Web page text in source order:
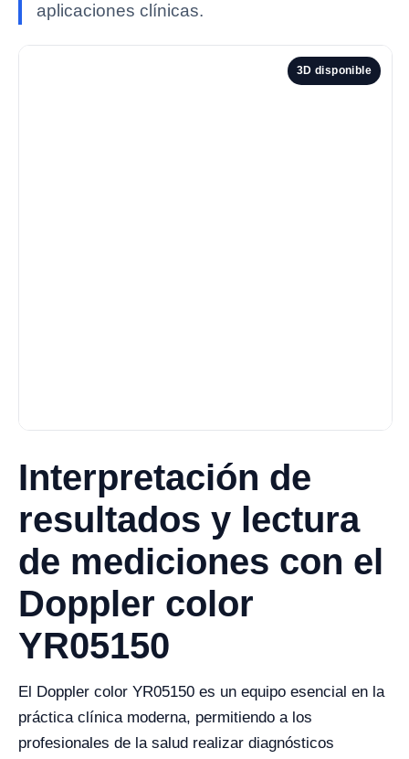
aplicaciones clínicas.
3D disponible
Interpretación de
resultados y lectura
de mediciones con el
Doppler color
YR05150
El Doppler color YR05150 es un equipo esencial en la
práctica clínica moderna, permitiendo a los
profesionales de la salud realizar diagnósticos